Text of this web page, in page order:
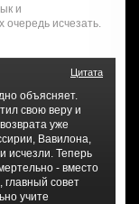
и
очередь исчезать.
Цитата
объясняет.
свою веру и
уже
Вавилона,
исчезли. Теперь
- вместо
главный совет
учите